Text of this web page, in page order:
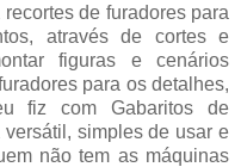
de furadores para
através de cortes e
figuras e cenários
para os detalhes,
fiz com Gabaritos de
versátil, simples de usar e
não tem as máquinas